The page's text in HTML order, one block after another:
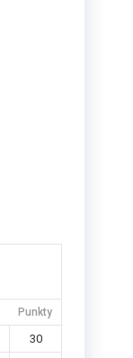
Punkty
30